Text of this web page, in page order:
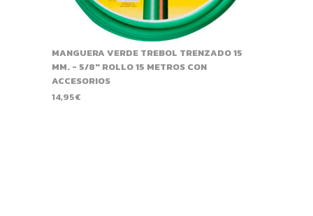
MANGUERA VERDE TREBOL TRENZADO 15
MM. - 5/8" ROLLO 15 METROS CON
ACCESORIOS
14,95€